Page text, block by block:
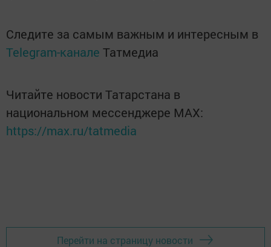
Следите за самым важным и интересным в
Telegram-канале Татмедиа
Читайте новости Татарстана в
национальном мессенджере MАХ:
https://max.ru/tatmedia
Перейти на страницу новости